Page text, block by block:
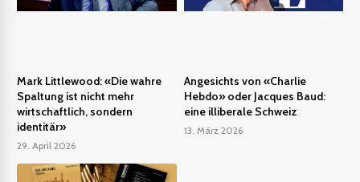
Mark Littlewood: «Die wahre
Spaltung ist nicht mehr
wirtschaftlich, sondern
identitär»
29. April 2026
Angesichts von «Charlie
Hebdo» oder Jacques Baud:
eine illiberale Schweiz
13. März 2026